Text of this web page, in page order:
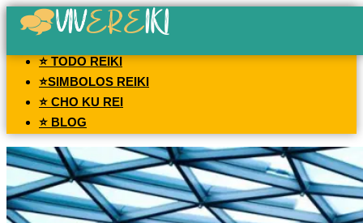
⭐ TODO REIKI
⭐SIMBOLOS REIKI
⭐ CHO KU REI
⭐ BLOG